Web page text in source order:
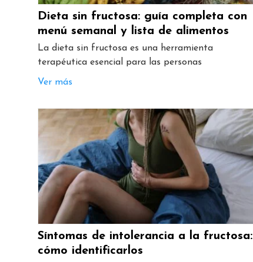
Dieta sin fructosa: guía completa con
menú semanal y lista de alimentos
La dieta sin fructosa es una herramienta
terapéutica esencial para las personas
Ver más
Síntomas de intolerancia a la fructosa:
cómo identificarlos